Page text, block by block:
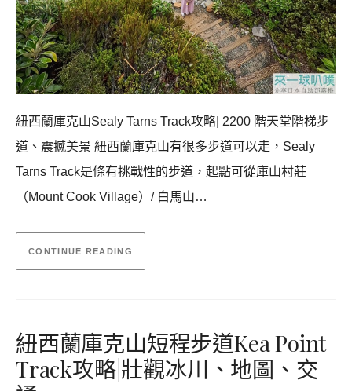
紐西蘭庫克山Sealy Tarns Track攻略| 2200 階天堂階梯步
道、震撼美景 紐西蘭庫克山有很多步道可以走，Sealy
Tarns Track是條有挑戰性的步道，起點可從庫山村莊
（Mount Cook Village）/ 白馬山…
CONTINUE READING
紐西蘭庫克山短程步道Kea Point
Track攻略|壯觀冰川、地圖、交